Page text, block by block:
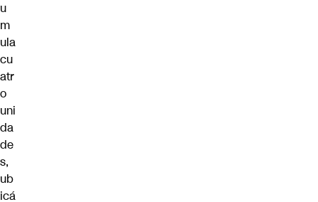
u
m
ula
cu
atr
o
uni
da
de
s,
ub
icá